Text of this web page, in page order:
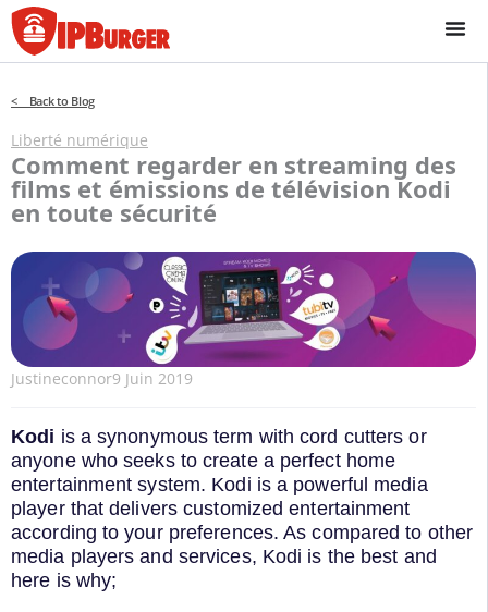
Passer
au
contenu
< Back to Blog
Liberté numérique
Comment regarder en streaming des
films et émissions de télévision Kodi
en toute sécurité
Justineconnor9 Juin 2019
Kodi is a synonymous term with cord cutters or
anyone who seeks to create a perfect home
entertainment system. Kodi is a powerful media
player that delivers customized entertainment
according to your preferences. As compared to other
media players and services, Kodi is the best and
here is why;